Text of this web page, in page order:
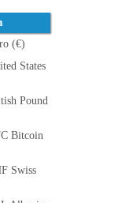
(€)
States
Pound
Bitcoin
Swiss